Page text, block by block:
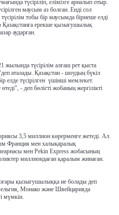
түсіріліп, елімізге арналып отыр.
маусым аз болған. Енді сол
тобы бір маусымда бірнеше елді
ерекше қызығушылық
аударған.
түсірілім алғаш рет қыста
аталады. Қазақстан - шоудың бүкіл
елде түсірілген үшінші мемлекет.
- деп бөлісті жобаның жергілікті
3,5 миллион көрерменге жетеді. Ал
Франция мен халықаралық
мен Pekin Express жобасының
миллиондаған қаралым жинаған.
қызығушылыққа ие болады деп
Монако және Швейцарияда
мүмкін.